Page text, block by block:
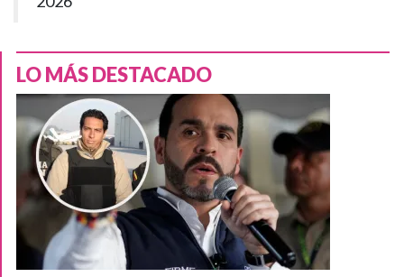
LO MÁS DESTACADO